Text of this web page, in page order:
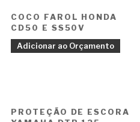
COCO FAROL HONDA
CD50 E SS50V
Adicionar ao Orçamento
PROTEÇÃO DE ESCORA